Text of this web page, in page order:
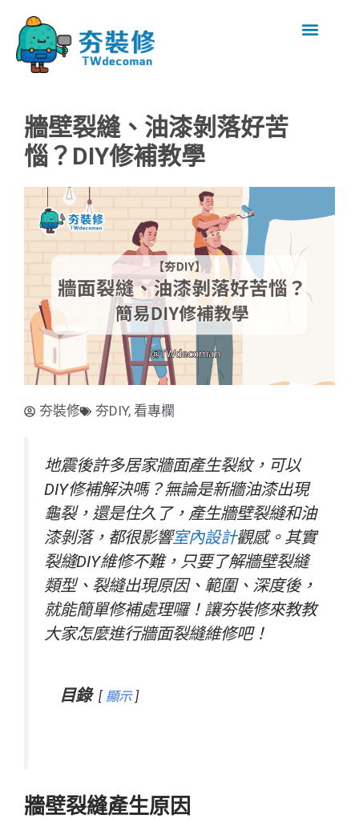
牆壁裂縫、油漆剝落好苦
惱？DIY修補教學
夯裝修 夯DIY, 看專欄
地震後許多居家牆面產生裂紋，可以
DIY修補解決嗎？無論是新牆油漆出現
龜裂，還是住久了，產生牆壁裂縫和油
漆剝落，都很影響室內設計觀感。其實
裂縫DIY維修不難，只要了解牆壁裂縫
類型、裂縫出現原因、範圍、深度後，
就能簡單修補處理囉！讓夯裝修來教教
大家怎麼進行牆面裂縫維修吧！
目錄 顯示
牆壁裂縫產生原因